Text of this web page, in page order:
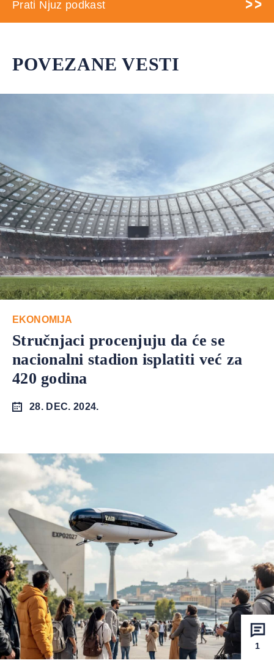
Prati Njuz podkast
POVEZANE VESTI
EKONOMIJA
Stručnjaci procenjuju da će se
nacionalni stadion isplatiti već za
420 godina
28. DEC. 2024.
1